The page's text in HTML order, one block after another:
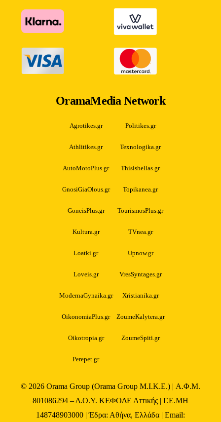
OramaMedia Network
Agrotikes.gr Politikes.gr
Athlitikes.gr Texnologika.gr
AutoMotoPlus.gr Thisishellas.gr
GnosiGiaOlous.gr Topikanea.gr
GoneisPlus.gr TourismosPlus.gr
Kultura.gr TVnea.gr
Loatki.gr Upnow.gr
Loveis.gr VresSyntages.gr
ModernaGynaika.gr Xristianika.gr
OikonomiaPlus.gr ZoumeKalytera.gr
Oikotropia.gr ZoumeSpiti.gr
Perepet.gr
© 2026 Orama Group (Orama Group Μ.Ι.Κ.Ε.) | Α.Φ.Μ.
801086294 – Δ.Ο.Υ. ΚΕΦΟΔΕ Αττικής | Γ.Ε.ΜΗ
148748903000 | Έδρα: Αθήνα, Ελλάδα | Email: